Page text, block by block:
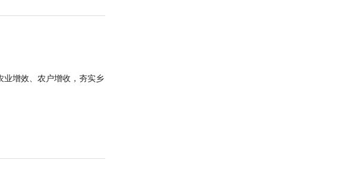
业增效、农户增收，夯实乡